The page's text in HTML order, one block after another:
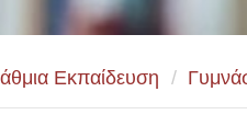
Εκπαίδευση /